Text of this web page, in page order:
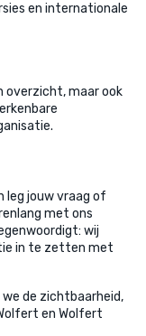
en internationale
overzicht, maar ook
leg jouw vraag of
met ons
wij
in te zetten met
de zichtbaarheid,
en Wolfert